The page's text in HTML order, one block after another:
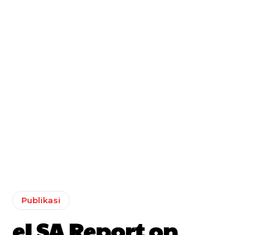
Publikasi